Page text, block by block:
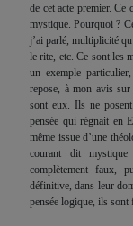
de cet acte premier. Ce
mystique. Pourquoi ?
j’ai parlé, multiplicité
le rite, etc. Ce sont les
un exemple
repose, à mon avis
sont eux. Ils ne
pensée qui régnait en
même issue d’une
courant dit
complètement faux,
définitive, dans leur
pensée logique, ils sont